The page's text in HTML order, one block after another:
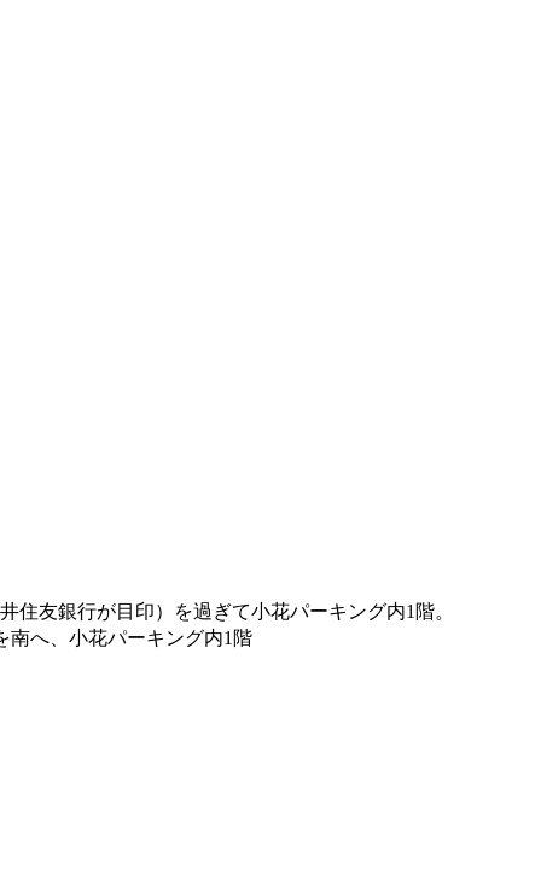
友銀行が目印）を過ぎて小花パーキング内1階。
南へ、小花パーキング内1階